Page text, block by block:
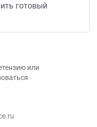
готовый
или